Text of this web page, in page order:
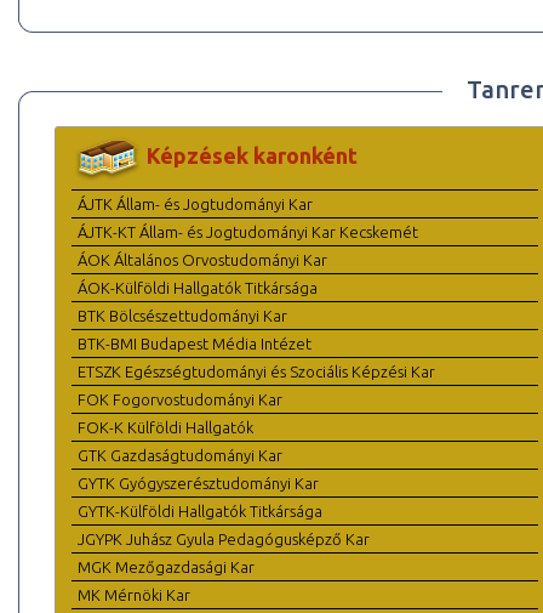
Képzések karonként
ÁJTK Állam- és Jogtudományi Kar
ÁJTK-KT Állam- és Jogtudományi Kar Kecskemét
ÁOK Általános Orvostudományi Kar
ÁOK-Külföldi Hallgatók Titkársága
BTK Bölcsészettudományi Kar
BTK-BMI Budapest Média Intézet
ETSZK Egészségtudományi és Szociális Képzési Kar
FOK Fogorvostudományi Kar
FOK-K Külföldi Hallgatók
GTK Gazdaságtudományi Kar
GYTK Gyógyszerésztudományi Kar
GYTK-Külföldi Hallgatók Titkársága
JGYPK Juhász Gyula Pedagógusképző Kar
MGK Mezőgazdasági Kar
MK Mérnöki Kar